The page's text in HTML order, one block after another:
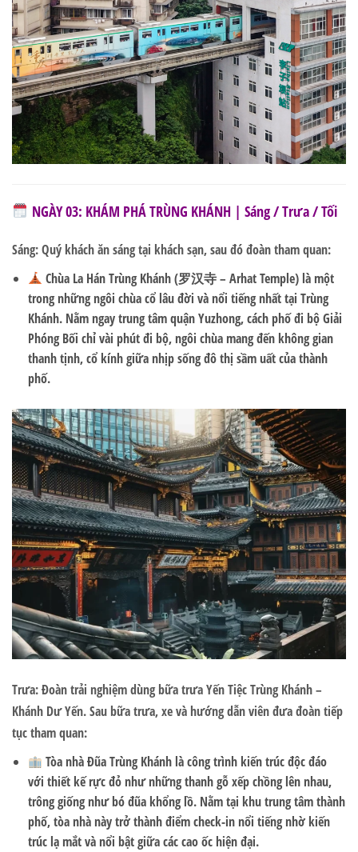
NGÀY 03: KHÁM PHÁ TRÙNG KHÁNH | Sáng / Trưa / Tối
Sáng:Quý khách ăn sáng tại khách sạn, sau đó đoàn tham quan:
Chùa La Hán Trùng Khánh (罗汉寺 – Arhat Temple) là một
trong những ngôi chùa cổ lâu đời và nổi tiếng nhất tại Trùng
Khánh. Nằm ngay trung tâm quận Yuzhong, cách phố đi bộ Giải
Phóng Bối chỉ vài phút đi bộ, ngôi chùa mang đến không gian
thanh tịnh, cổ kính giữa nhịp sống đô thị sầm uất của thành
phố.
Trưa:Đoàn trải nghiệm dùng bữa trưaYếnTiệc Trùng Khánh –
Khánh Dư Yến. Sau bữa trưa, xe và hướng dẫn viên đưa đoàn tiếp
tục tham quan:
Tòa nhà Đũa Trùng Khánh là công trình kiến trúc độc đáo
với thiết kế rực đỏ như những thanh gỗ xếp chồng lên nhau,
trông giống như bó đũa khổng lồ. Nằm tại khu trung tâm thành
phố, tòa nhà này trở thành điểm check-in nổi tiếng nhờ kiến
trúc lạ mắt và nổi bật giữa các cao ốc hiện đại.